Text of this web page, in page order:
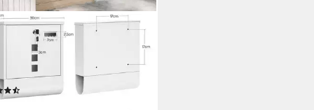
(1-St), Postkasten
Sichtfenstern,
€